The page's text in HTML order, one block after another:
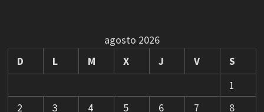
agosto 2026
D
L M X J V
S
1
2
3 4 5 6 7
8